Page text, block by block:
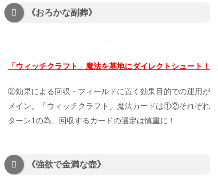
《おろかな副葬》
「ウィッチクラフト」魔法を墓地にダイレクトシュート！
②効果による回収・フィールドに置く効果目的での運用が
メイン。「ウィッチクラフト」魔法カードは①②それぞれ
ターン1の為、回収するカードの選定は慎重に！
《強欲で金満な壺》